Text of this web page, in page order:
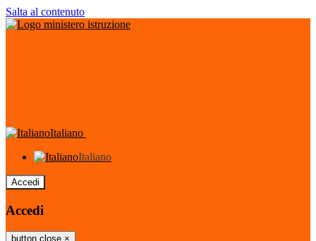
Salta al contenuto
Italiano
Italiano
Accedi
Accedi
button close ×